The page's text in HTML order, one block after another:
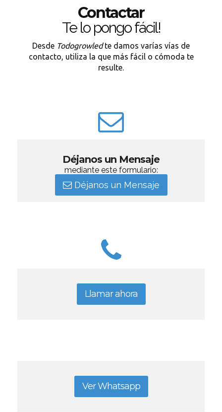
Contactar
Te lo pongo fácil!
Desde Todogrowledte damos varías vías de
contacto, utiliza la que más fácil o cómoda te
resulte.
Déjanos un Mensaje
mediante este formulario:
Déjanos un Mensaje
Llamar ahora
Ver Whatsapp